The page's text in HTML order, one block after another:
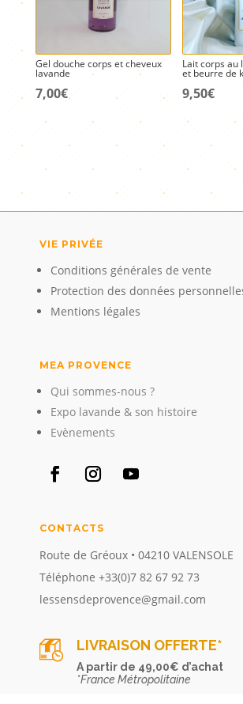
Gel douche corps et cheveux
lavande
7,00€
Lait corps au
et beurre de
9,50€
VIE PRIVÉE
Conditions générales de vente
Protection des données
Mentions légales
MEA PROVENCE
Qui sommes-nous ?
Expo lavande & son histoire
Evènements
CONTACTS
Route de Gréoux • 04210 VALENSOLE
Téléphone +33(0)7 82 67 92 73
lessensdeprovence@gmail.com
LIVRAISON OFFERTE*
A partir de 49,00€ d’achat
*France Métropolitaine